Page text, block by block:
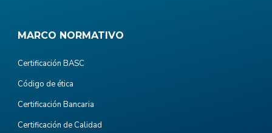
MARCO NORMATIVO
Certificación BASC
Código de ética
Certificación Bancaria
Certificación de Calidad